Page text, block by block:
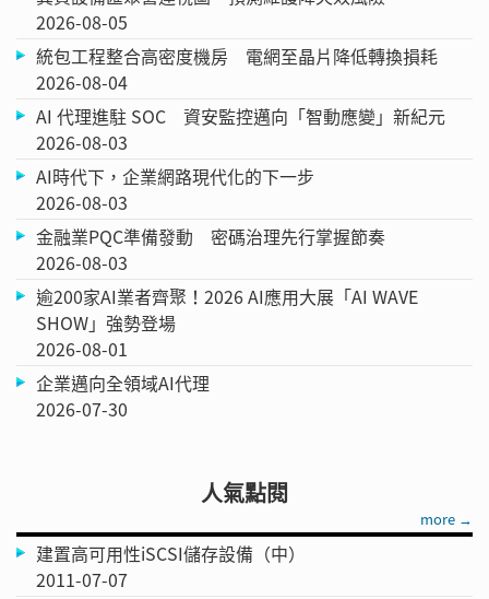
2026-08-05
統包工程整合高密度機房 電網至晶片降低轉換損耗
2026-08-04
AI 代理進駐 SOC 資安監控邁向「智動應變」新紀元
2026-08-03
AI時代下，企業網路現代化的下一步
2026-08-03
金融業PQC準備發動 密碼治理先行掌握節奏
2026-08-03
逾200家AI業者齊聚！2026 AI應用大展「AI WAVE
SHOW」強勢登場
2026-08-01
企業邁向全領域AI代理
2026-07-30
人氣點閱
more →
建置高可用性iSCSI儲存設備（中）
2011-07-07